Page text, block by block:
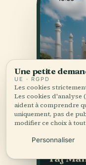
Une petite
UE · RGPD
Les cookies
Les cookies d'analyse
aident à comprendre
uniquement, pas de
modifier ce choix à
Personnaliser